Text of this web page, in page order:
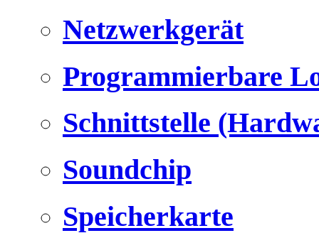
Netzwerkgerät
Programmierbare
Schnittstelle
Soundchip
Speicherkarte